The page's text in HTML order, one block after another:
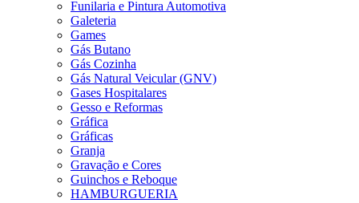
Funilaria e Pintura Automotiva
Galeteria
Games
Gás Butano
Gás Cozinha
Gás Natural Veicular (GNV)
Gases Hospitalares
Gesso e Reformas
Gráfica
Gráficas
Granja
Gravação e Cores
Guinchos e Reboque
HAMBURGUERIA